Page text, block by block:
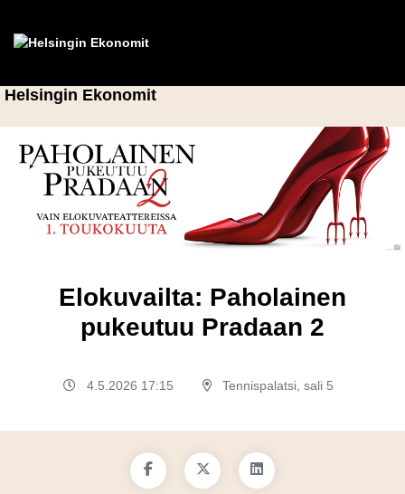
Helsingin Ekonomit
Elokuvailta: Paholainen
pukeutuu Pradaan 2
4.5.2026 17:15 Tennispalatsi, sali 5